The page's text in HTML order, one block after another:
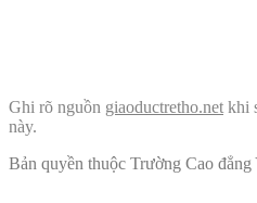
Ghi rõ nguồn giaoductretho.netkhi
này.
Bản quyền thuộc Trường Cao đẳng